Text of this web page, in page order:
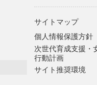
サイトマップ
個人情報保護方針
次世代育成支援・
行動計画
サイト推奨環境